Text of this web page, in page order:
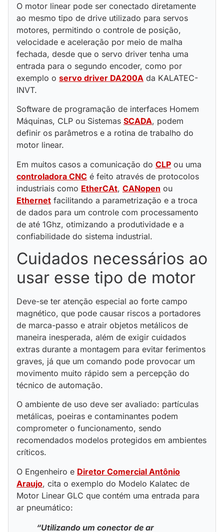
O motor linear pode ser conectado diretamente
ao mesmo tipo de drive utilizado para servos
motores, permitindo o controle de posição,
velocidade e aceleração por meio de malha
fechada, desde que o servo driver tenha uma
entrada para o segundo encoder, como por
exemplo o servo driver DA200A da KALATEC-
INVT.
Software de programação de interfaces Homem
Máquinas, CLP ou Sistemas SCADA, podem
definir os parâmetros e a rotina de trabalho do
motor linear.
Em muitos casos a comunicação do CLP ou uma
controladora CNC é feito através de protocolos
industriais como EtherCAt, CANopen ou
Ethernet facilitando a parametrização e a troca
de dados para um controle com processamento
de até 1Ghz, otimizando a produtividade e a
confiabilidade do sistema industrial.
Cuidados necessários ao
usar esse tipo de motor
Deve-se ter atenção especial ao forte campo
magnético, que pode causar riscos a portadores
de marca-passo e atrair objetos metálicos de
maneira inesperada, além de exigir cuidados
extras durante a montagem para evitar ferimentos
graves, já que um comando pode provocar um
movimento muito rápido sem a percepção do
técnico de automação.
O ambiente de uso deve ser avaliado: partículas
metálicas, poeiras e contaminantes podem
comprometer o funcionamento, sendo
recomendados modelos protegidos em ambientes
críticos.
O Engenheiro e Diretor Comercial Antônio
Araujo, cita o exemplo do Modelo Kalatec de
Motor Linear GLC que contém uma entrada para
ar pneumático:
“Utilizando um conector de ar